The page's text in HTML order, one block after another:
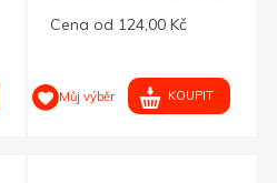
Cena od 124,00 Kč
Můj výběr KOUPIT